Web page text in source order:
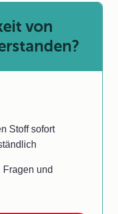
von
Stoff sofort
und